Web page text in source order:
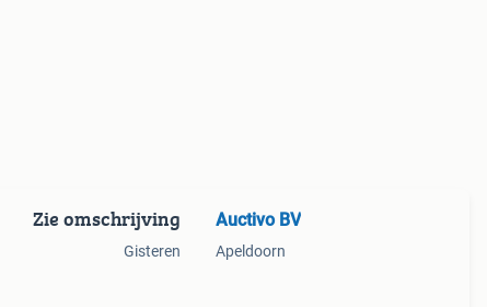
Zie omschrijving
Gisteren
Auctivo BV
Apeldoorn